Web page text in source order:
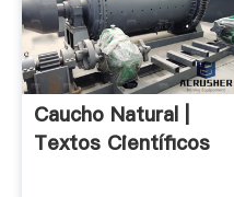
Caucho Natural |
Textos Científicos